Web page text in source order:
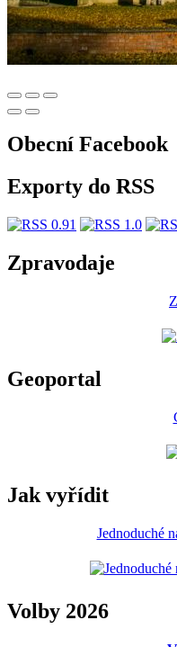
Obecní Facebook
Exporty do RSS
Zpravodaje
Geoportal
Jak vyřídit
Jednoduché
Volby 2026